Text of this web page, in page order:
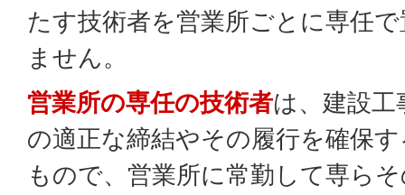
たす技術者を営業所ごとに専任
ません。
営業所の専任の技術者は、建設
の適正な締結やその履行を確保
もので、営業所に常勤して専ら